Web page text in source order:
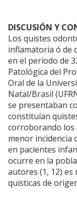
DISCUSIÓN Y
Los quistes
inflamatoria ó de
en el período de
Patológica del
Oral de la
Natal/Brasil
se presentaban
constituían
corroborando los
menor incidencia
en pacientes
ocurre en la
autores (1, 12)
quisticas de